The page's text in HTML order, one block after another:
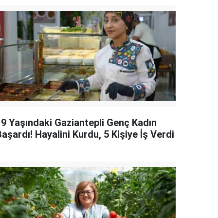
Yaşındaki Gaziantepli Genç Kadın
Hayalini Kurdu, 5 Kişiye İş Verdi